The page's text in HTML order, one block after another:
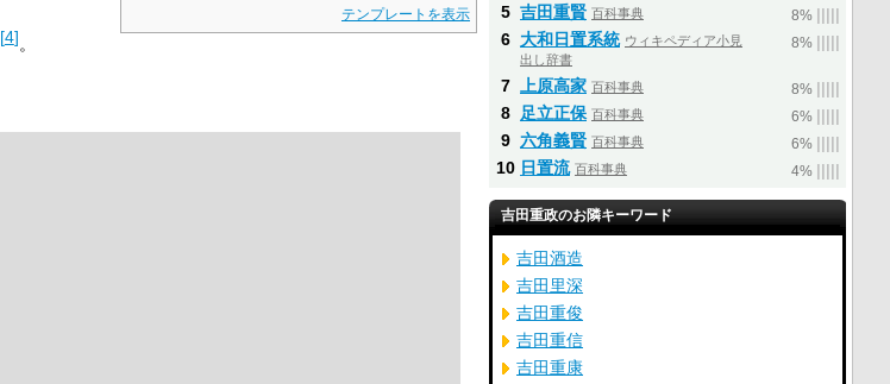
テンプレートを表示
[4]。
5 吉田重賢 百科事典 8%
6 大和日置系統 ウィキペディア小見
出し辞書
8%
7 上原高家 百科事典 8%
8 足立正保 百科事典 6%
9 六角義賢 百科事典 6%
10 日置流 百科事典 4%
吉田重政のお隣キーワード
吉田酒造
吉田里深
吉田重俊
吉田重信
吉田重康